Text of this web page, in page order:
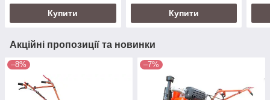
Купити Купити
Акційні пропозиції та новинки
–8% –7%